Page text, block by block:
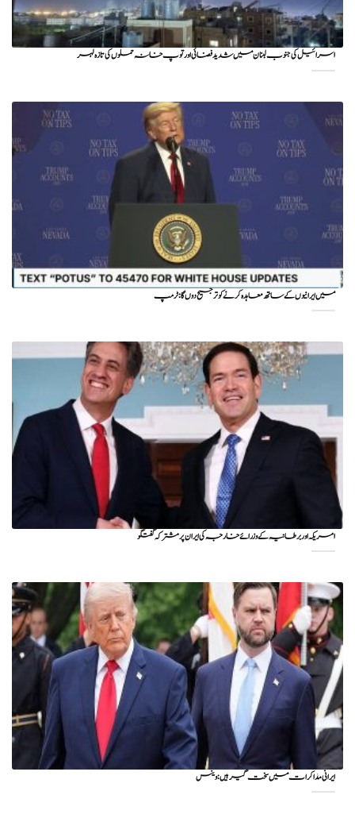
اسرائیل کی جنوب لبنان میں شدید فضائی اور توپ خانہ حملوں کی تازہ لہر
میں ایرانیوں کے ساتھ معاہدہ کرنے کو ترجیح دوں گا : ٹرمپ
امریکہ اور برطانیہ کے وزرائے خارجہ کی ایران پر مشترکہ گفتگو
ایرانی مذاکرات میں سخت گیر ہیں: وینس